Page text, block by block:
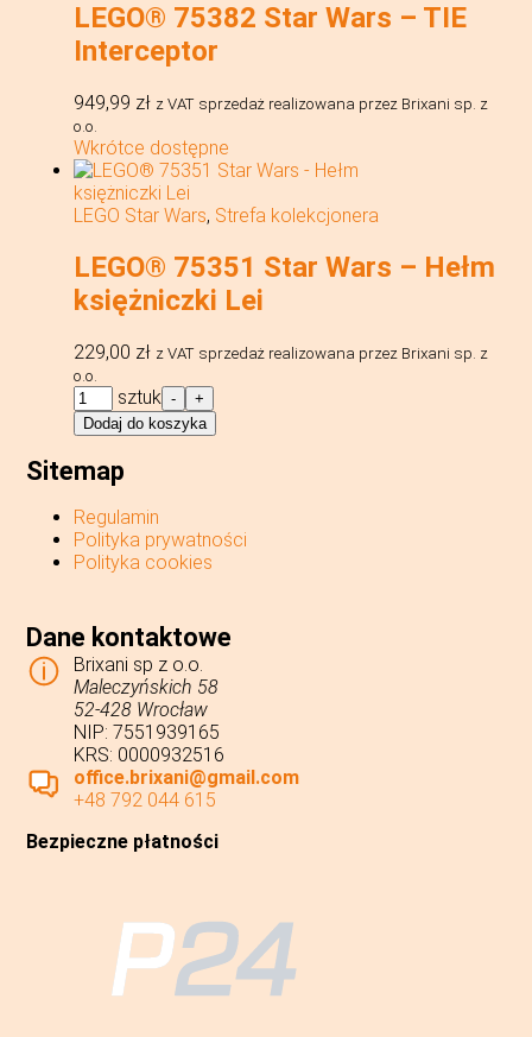
Ahsoki
Tano
na
LEGO® 75382 Star Wars – TIE
Interceptor
949,99 zł z VAT sprzedaż realizowana przez Brixani sp. z
o.o.
Wkrótce dostępne
LEGO Star Wars, Strefa kolekcjonera
LEGO® 75351 Star Wars – Hełm
księżniczki Lei
229,00 zł z VAT sprzedaż realizowana przez Brixani sp. z
o.o.
ilość
LEGO®
75351
Wars
Hełm
księżniczki
Lei
sztuk -
+
Dodaj do koszyka
Sitemap
Regulamin
Polityka prywatności
Polityka cookies
Dane kontaktowe
Brixani sp z o.o.
Maleczyńskich 58
52-428 Wrocław
NIP: 7551939165
KRS: 0000932516
office.brixani@gmail.com
+48 792 044 615
Bezpieczne płatności